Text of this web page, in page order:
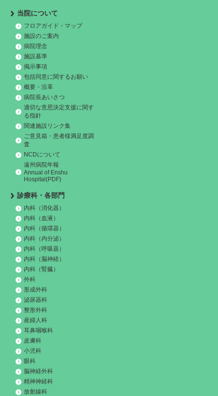
当院について
フロアガイド・マップ
施設のご案内
病院理念
施設基準
掲示事項
包括同意に関するお願い
概要・沿革
病院長あいさつ
適切な意思決定支援に関す
る指針
関連施設リンク集
ご意見箱・患者様満足度調
査
NCDについて
遠州病院年報
Annual of Enshu
Hospital(PDF)
診療科・各部門
内科（消化器）
内科（血液）
内科（循環器）
内科（内分泌）
内科（呼吸器）
内科（脳神経）
内科（腎臓）
外科
形成外科
泌尿器科
整形外科
産婦人科
耳鼻咽喉科
皮膚科
小児科
眼科
脳神経外科
精神神経科
放射線科